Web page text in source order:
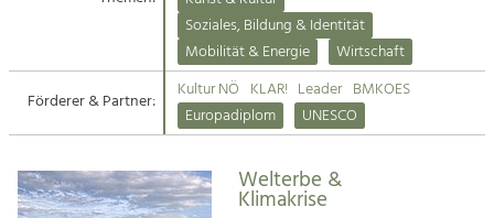
Suche
Impressum
Kontakt
Angebotsentwicklung und
Handwerk, Wissenschaft und Forschung.
Soziales, Bildung & Identität
Mobilität & Energie
Wirtschaft
Förderer & Partner:
Kultur NÖ KLAR! Leader BMKOES
Europadiplom
UNESCO
Welterbe &
Klimakrise